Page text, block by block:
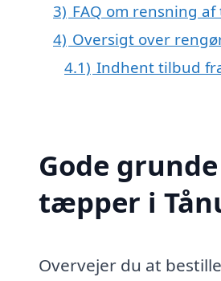
3) FAQ om rensning
4) Oversigt over
4.1) Indhent tilbud
Gode
tæpper i
Overvejer du at